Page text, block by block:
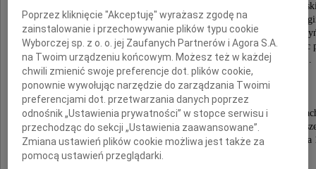
W I klinice chirurgii pod wodzą prof. T.
zdobywa stopnie specjalizacji z ukochanej
Jako kierownik Przychodni Chirurgicznej na ul.
głęboko przeżywa wypadki grudnia 70 roku udzielając
w utworzonym na prędce "szpitalu polowym".
Lata 80-81 "Pierwsza Wielka Solidarność"
jej organizacja w służbie zdrowia.
I Zjazd Solidarności w Gdańsku-Oliwi,
w którym uczestniczy jako delegat Regionu Pomorza
Grudzień 1981 r - mroczny stan wojenny -
zostaje internowany 13 grudnia do następnego grudnia
Zalicza Goleniów, Wierzchowo,
Poprzez kliknięcie "Akceptuję" wyrażasz zgodę na
zainstalowanie i przechowywanie plików typu cookie
Wyborczej sp. z o. o. jej Zaufanych Partnerów i Agora S.A.
na Twoim urządzeniu końcowym. Możesz też w każdej
chwili zmienić swoje preferencje dot. plików cookie,
ponownie wywołując narzędzie do zarządzania Twoimi
preferencjami dot. przetwarzania danych poprzez
odnośnik „Ustawienia prywatności” w stopce serwisu i
przechodząc do sekcji „Ustawienia zaawansowane”.
Zmiana ustawień plików cookie możliwa jest także za
pomocą ustawień przeglądarki.